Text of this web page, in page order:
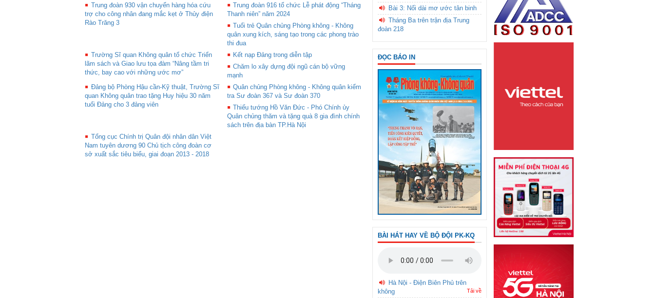
Trung đoàn 930 vận chuyển hàng hóa cứu
trợ cho công nhân đang mắc kẹt ở Thủy điện
Rào Trăng 3
Trung đoàn 916 tổ chức Lễ phát động “Tháng
Thanh niên” năm 2024
Tuổi trẻ Quân chủng Phòng không - Không
quân xung kích, sáng tạo trong các phong trào
thi đua
Trường Sĩ quan Không quân tổ chức Triển
lãm sách và Giao lưu tọa đàm “Nâng tầm tri
thức, bay cao với những ước mơ”
Kết nạp Đảng trong diễn tập
Chăm lo xây dựng đội ngũ cán bộ vững
mạnh
Đảng bộ Phòng Hậu cần-Kỹ thuật, Trường Sĩ
quan Không quân trao tặng Huy hiệu 30 năm
tuổi Đảng cho 3 đảng viên
Quân chủng Phòng không - Không quân kiểm
tra Sư đoàn 367 và Sư đoàn 370
Thiếu tướng Hồ Văn Đức - Phó Chính ủy
Quân chủng thăm và tặng quà 8 gia đình chính
sách trên địa bàn TP.Hà Nội
Tổng cục Chính trị Quân đội nhân dân Việt
Nam tuyên dương 90 Chủ tịch công đoàn cơ
sở xuất sắc tiêu biểu, giai đoạn 2013 - 2018
Bài 3: Nối dài mơ ước tân binh
Tháng Ba trên trận địa Trung
đoàn 218
ĐỌC BÁO IN
BÀI HÁT HAY VỀ BỘ ĐỘI PK-KQ
Hà Nội - Điện Biên Phủ trên
không
Tải về